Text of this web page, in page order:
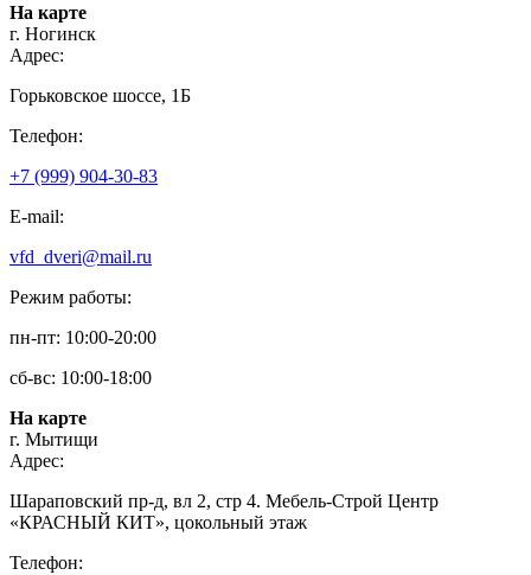
На карте
г. Ногинск
Адрес:
Горьковское шоссе, 1Б
Телефон:
+7 (999) 904-30-83
E-mail:
vfd_dveri@mail.ru
Режим работы:
пн-пт: 10:00-20:00
сб-вс: 10:00-18:00
На карте
г. Мытищи
Адрес:
Шараповский пр-д, вл 2, стр 4. Мебель-Строй Центр
«КРАСНЫЙ КИТ», цокольный этаж
Телефон: